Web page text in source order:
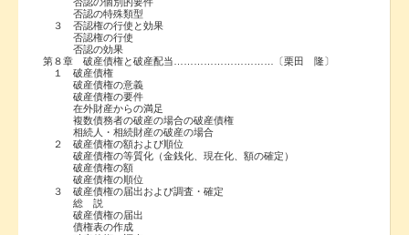
否認の特殊類型
３ 否認権の行使と効果
否認権の行使
否認の効果
第８章 破産債権と破産配当…………………………〔栗田 隆〕
１ 破産債権
破産債権の意義
破産債権の要件
在外財産からの満足
複数債務者の破産の場合の破産債権
相続人・相続財産の破産の場合
２ 破産債権の額および順位
破産債権の等質化（金銭化、現在化、額の確定）
破産債権の額
破産債権の順位
３ 破産債権の届出および調査・確定
総 説
破産債権の届出
債権表の作成